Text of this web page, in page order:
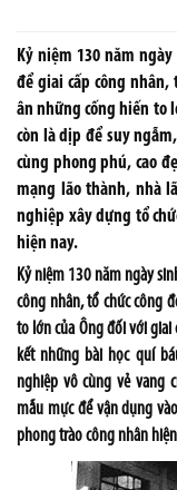
Kỷ niệm 130 năm
để giai cấp công
ân những cống hiến to
còn là dịp để suy
cùng phong phú, cao
mạng lão thành, nhà
nghiệp xây dựng tổ
hiện nay.
Kỷ niệm 130 năm ngày
công nhân, tổ chức công
to lớn của Ông đối với giai
kết những bài học quí
nghiệp vô cùng vẻ vang
mẫu mực để vận dụng
phong trào công nhân